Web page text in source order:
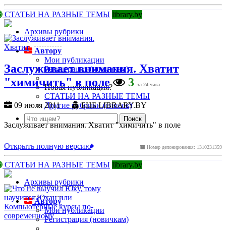
СТАТЬИ НА РАЗНЫЕ ТЕМЫ library.by
Архивы рубрики
Автору
Мои публикации
Регистрация (новичкам)
Новая публикация?
СТАТЬИ НА РАЗНЫЕ ТЕМЫ
Другие рубрики (список)
Заслуживает внимания. Хватит
"химичить" в поле
3 за 24 часа
09 июля 2011 БЦБ LIBRARY.BY
Заслуживает внимания. Хватит "химичить" в поле
Номер депонирования: 1310231359
Открыть полную версию
СТАТЬИ НА РАЗНЫЕ ТЕМЫ library.by
Архивы рубрики
Автору
Мои публикации
Регистрация (новичкам)